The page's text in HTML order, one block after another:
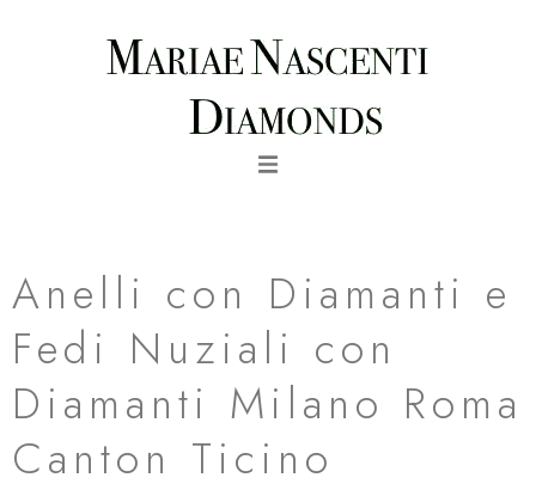
Anelli con Diamanti e
Fedi Nuziali con
Diamanti Milano Roma
Canton Ticino